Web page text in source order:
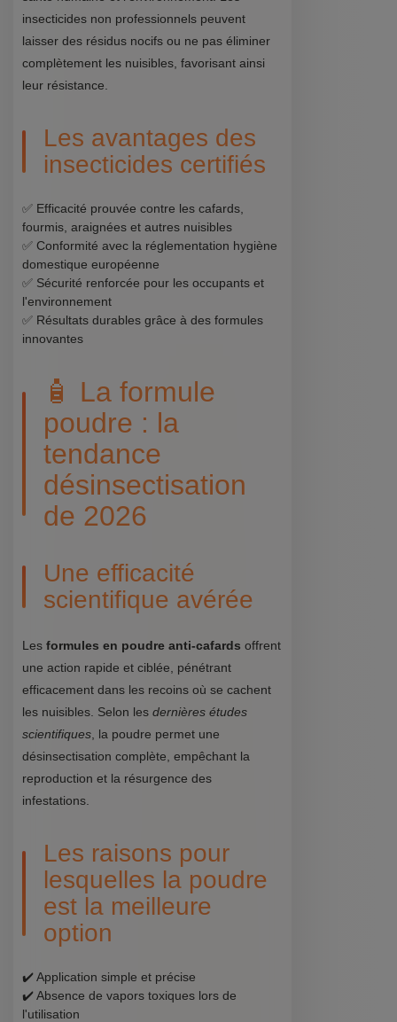
insecticides non professionnels peuvent
laisser des résidus nocifs ou ne pas éliminer
complètement les nuisibles, favorisant ainsi
leur résistance.
Les avantages des
insecticides certifiés
✅ Efficacité prouvée contre les cafards,
fourmis, araignées et autres nuisibles
✅ Conformité avec la réglementation hygiène
domestique européenne
✅ Sécurité renforcée pour les occupants et
l'environnement
✅ Résultats durables grâce à des formules
innovantes
🧴 La formule
poudre : la
tendance
désinsectisation
de 2026
Une efficacité
scientifique avérée
Les formules en poudre anti-cafards offrent
une action rapide et ciblée, pénétrant
efficacement dans les recoins où se cachent
les nuisibles. Selon les dernières études
scientifiques , la poudre permet une
désinsectisation complète, empêchant la
reproduction et la résurgence des
infestations.
Les raisons pour
lesquelles la poudre
est la meilleure
option
✔️ Application simple et précise
✔️ Absence de vapors toxiques lors de
l'utilisation